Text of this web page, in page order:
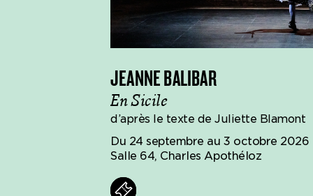
JEANNE BALIBAR
En Sicile
d’après le texte de Juliette Blamont
Du 24 septembre au 3 octobre 2026
Salle 64, Charles Apothéloz